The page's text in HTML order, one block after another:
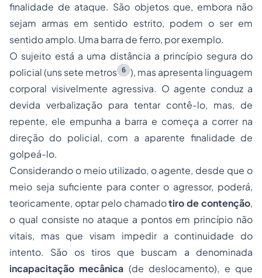
finalidade de ataque. São objetos que, embora não
sejam armas em sentido estrito, podem o ser em
sentido amplo. Uma barra de ferro, por exemplo.
O sujeito está a uma distância a princípio segura do
policial (uns sete metros 6 ), mas apresenta linguagem
corporal visivelmente agressiva. O agente conduz a
devida verbalização para tentar contê-lo, mas, de
repente, ele empunha a barra e começa a correr na
direção do policial, com a aparente finalidade de
golpeá-lo.
Considerando o meio utilizado, o agente, desde que o
meio seja suficiente para conter o agressor, poderá,
teoricamente, optar pelo chamadotiro de contenção,
o qual consiste no ataque a pontos em princípio não
vitais, mas que visam impedir a continuidade do
intento. São os tiros que buscam a denominada
incapacitação mecânica (de deslocamento), e que